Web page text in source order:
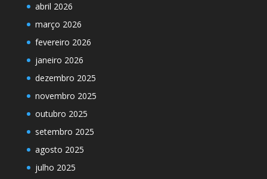
abril 2026
março 2026
fevereiro 2026
janeiro 2026
dezembro 2025
novembro 2025
outubro 2025
setembro 2025
agosto 2025
julho 2025